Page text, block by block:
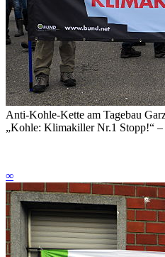
Anti-Kohle-Kette am Tagebau
„Kohle: Klimakiller Nr.1 Stopp!“
∞